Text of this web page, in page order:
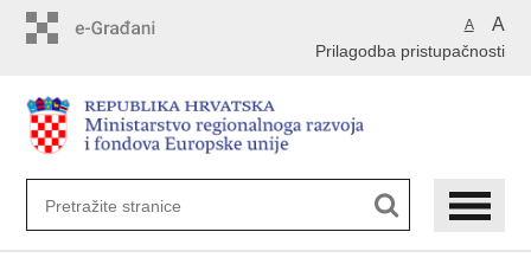
A A
Prilagodba pristupačnosti